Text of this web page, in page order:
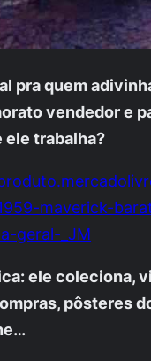
pra quem
vendedor e
ele trabalha?
maverick-
geral-_JM
ele coleciona,
pôsteres